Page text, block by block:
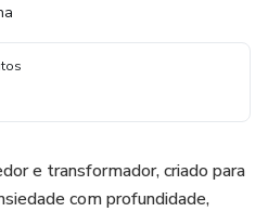
e transformador, criado para
com profundidade,